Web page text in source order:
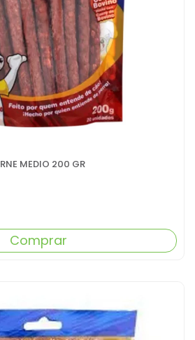
MEDIO 200 GR
Comprar